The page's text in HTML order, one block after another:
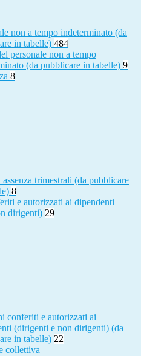
non a tempo indeterminato (da
in tabelle) 484
personale non a tempo
(da pubblicare in tabelle) 9
8
assenza trimestrali (da pubblicare
8
e autorizzati ai dipendenti
dirigenti) 29
conferiti e autorizzati ai
(dirigenti e non dirigenti) (da
in tabelle) 22
collettiva